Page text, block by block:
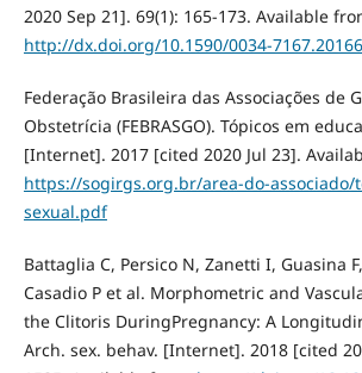
2020 Sep 21]. 69(1): 165-173. Available
http://dx.doi.org/10.1590/0034-
Federação Brasileira das Associações de
Obstetrícia (FEBRASGO). Tópicos em
[Internet]. 2017 [cited 2020 Jul 23].
https://sogirgs.org.br/area-do-associado/
sexual.pdf
Battaglia C, Persico N, Zanetti I, Guasina
Casadio P et al. Morphometric and
the Clitoris DuringPregnancy: A
Arch. sex. behav. [Internet]. 2018 [cited